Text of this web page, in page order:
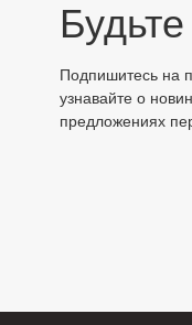
Подпишитесь на
узнавайте о
предложениях